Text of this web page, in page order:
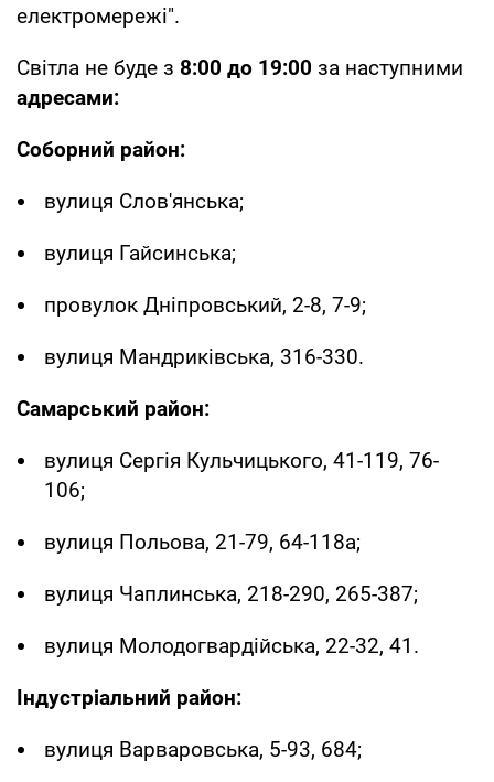
електромережі".
Світла не буде з 8:00 до 19:00 за наступними
адресами:
Соборний район:
вулиця Слов'янська;
вулиця Гайсинська;
провулок Дніпровський, 2-8, 7-9;
вулиця Мандриківська, 316-330.
Самарський район:
вулиця Сергія Кульчицького, 41-119, 76-
106;
вулиця Польова, 21-79, 64-118а;
вулиця Чаплинська, 218-290, 265-387;
вулиця Молодогвардійська, 22-32, 41.
Індустріальний район:
вулиця Варваровська, 5-93, 684;